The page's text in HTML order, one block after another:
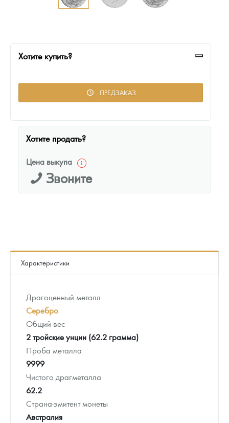
Русская нумизматика
Хотите купить?
ПРЕДЗАКАЗ
Хотите продать?
Цена выкупа
Звоните
Характеристики
Драгоценный металл
Серебро
Общий вес
2 тройские унции (62.2 грамма)
Проба металла
9999
Чистого драгметалла
62.2
Страна-эмитент монеты
Австралия